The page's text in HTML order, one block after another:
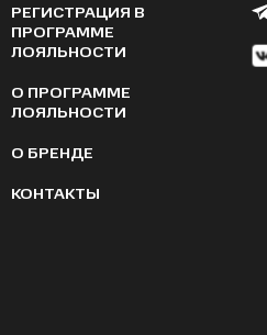
РЕГИСТРАЦИЯ В
ПРОГРАММЕ
ЛОЯЛЬНОСТИ
О ПРОГРАММЕ
ЛОЯЛЬНОСТИ
О БРЕНДЕ
КОНТАКТЫ